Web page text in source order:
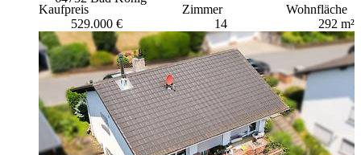
Kaufpreis
529.000 €
Zimmer
14
Wohnfläche
292 m²